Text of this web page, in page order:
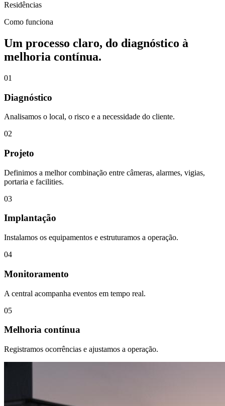
Residências
Como funciona
Um processo claro, do diagnóstico à
melhoria contínua.
01
Diagnóstico
Analisamos o local, o risco e a necessidade do cliente.
02
Projeto
Definimos a melhor combinação entre câmeras, alarmes, vigias,
portaria e facilities.
03
Implantação
Instalamos os equipamentos e estruturamos a operação.
04
Monitoramento
A central acompanha eventos em tempo real.
05
Melhoria contínua
Registramos ocorrências e ajustamos a operação.